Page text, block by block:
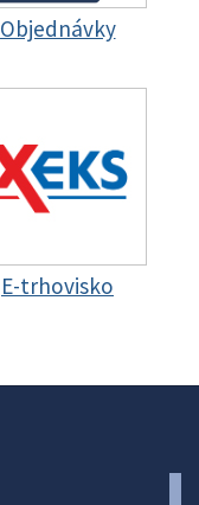
Objednávky
E-trhovisko